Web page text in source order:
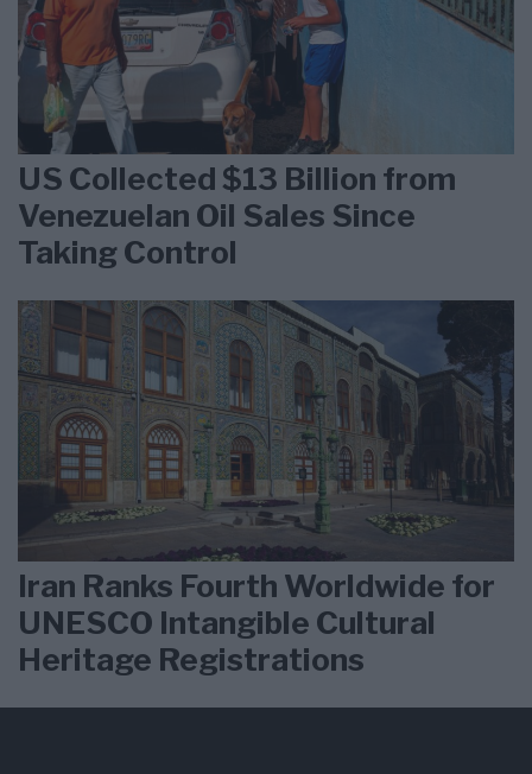
US Collected $13 Billion from
Venezuelan Oil Sales Since
Taking Control
Iran Ranks Fourth Worldwide for
UNESCO Intangible Cultural
Heritage Registrations